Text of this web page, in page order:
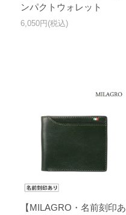
ンパクトウォレット
6,050円(税込)
【MILAGRO・名前刻印あ